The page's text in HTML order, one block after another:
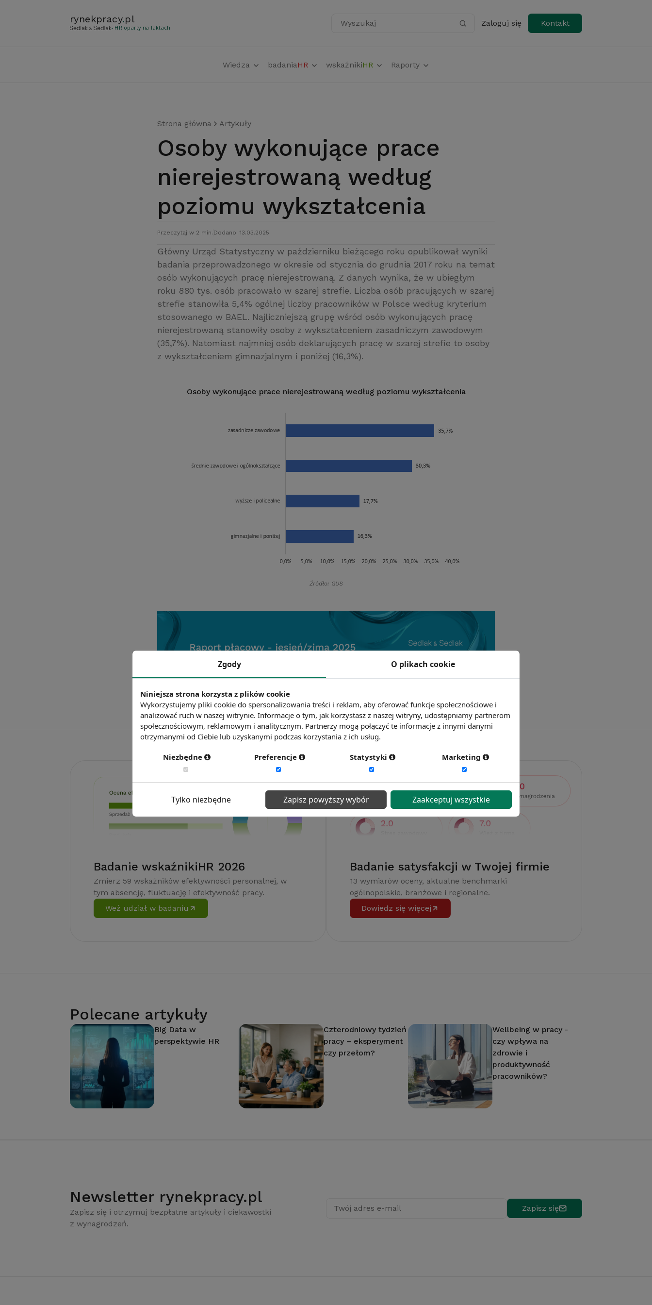
rynekpracy.pl
- HR oparty na faktach Wyszukaj Zaloguj się Kontakt
Wiedza badaniaHR wskaźnikiHR Raporty
Strona główna Artykuły
Osoby wykonujące prace
nierejestrowaną według
poziomu wykształcenia
Przeczytaj w 2 min. Dodano: 13.03.2025
Główny Urząd Statystyczny w październiku bieżącego roku opublikował wyniki
badania przeprowadzonego w okresie od stycznia do grudnia 2017 roku na temat
osób wykonujących pracę nierejestrowaną. Z danych wynika, że w ubiegłym
roku 880 tys. osób pracowało w szarej strefie. Liczba osób pracujących w szarej
strefie stanowiła 5,4% ogólnej liczby pracowników w Polsce według kryterium
stosowanego w BAEL. Najliczniejszą grupę wśród osób wykonujących pracę
nierejestrowaną stanowiły osoby z wykształceniem zasadniczym zawodowym
(35,7%). Natomiast najmniej osób deklarujących pracę w szarej strefie to osoby
z wykształceniem gimnazjalnym i poniżej (16,3%).
Osoby wykonujące prace nierejestrowaną według poziomu wykształcenia
Źródło: GUS
Badanie wskaźnikiHR 2026
Zmierz 59 wskaźników efektywności personalnej, w
tym absencję, fluktuację i efektywność pracy.
Weź udział w badaniu
Badanie satysfakcji w Twojej firmie
13 wymiarów oceny, aktualne benchmarki
ogólnopolskie, branżowe i regionalne.
Dowiedz się więcej
Polecane artykuły
Big Data w
perspektywie HR
Czterodniowy tydzień
pracy – eksperyment
czy przełom?
Wellbeing w pracy -
czy wpływa na
zdrowie i
produktywność
pracowników?
Newsletter rynekpracy.pl
Zapisz się i otrzymuj bezpłatne artykuły i ciekawostki
z wynagrodzeń.
Twój adres e-mail Zapisz się
Zgody O plikach cookie
Niniejsza strona korzysta z plików cookie
Wykorzystujemy pliki cookie do spersonalizowania treści i reklam, aby oferować funkcje społecznościowe i
analizować ruch w naszej witrynie. Informacje o tym, jak korzystasz z naszej witryny, udostępniamy partnerom
społecznościowym, reklamowym i analitycznym. Partnerzy mogą połączyć te informacje z innymi danymi
otrzymanymi od Ciebie lub uzyskanymi podczas korzystania z ich usług.
Niezbędne Preferencje Statystyki Marketing
Tylko niezbędne Zapisz powyższy wybór Zaakceptuj wszystkie